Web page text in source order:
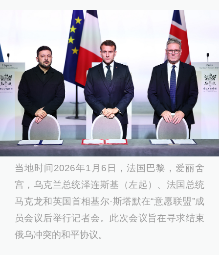
当地时间2026年1月6日，法国巴黎，爱丽舍
宫，乌克兰总统泽连斯基（左起）、法国总统
马克龙和英国首相基尔·斯塔默在“意愿联盟”成
员会议后举行记者会。此次会议旨在寻求结束
俄乌冲突的和平协议。